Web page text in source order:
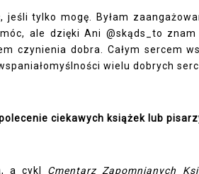
jeśli tylko mogę. Byłam
ale dzięki Ani @skąds_to znam
czynienia dobra. Całym sercem
wielu dobrych serc
ciekawych książek lub
a cykl Cmentarz Zapomnianych